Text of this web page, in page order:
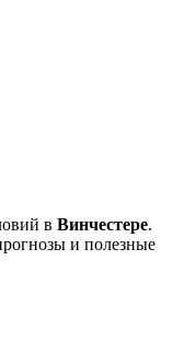
в Винчестере.
и полезные